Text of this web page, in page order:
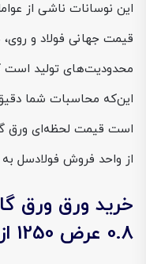
این نوسانات ناشی از
قیمت جهانی فولاد و روی،
محدودیت‌های تولید است
این‌که محاسبات شما
از واحد فروش فولادسل به شماره ۰۲۱۷۴۴۸۶
خرید ورق ورق
0.8 عرض 1250 از فولادسل